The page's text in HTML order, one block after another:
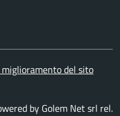
miglioramento del sito
by Golem Net srl rel.